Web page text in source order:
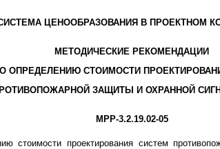
ЦЕНООБРАЗОВАНИЯ В ПРОЕКТНОМ
МЕТОДИЧЕСКИЕ РЕКОМЕНДАЦИИ
ОПРЕДЕЛЕНИЮ СТОИМОСТИ
ЗАЩИТЫ И ОХРАННОЙ
МРР-3.2.19.02-05
стоимости проектирования систем